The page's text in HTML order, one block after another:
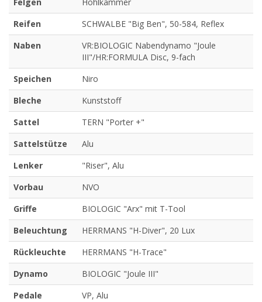
Reifen
SCHWALBE "Big Ben", 50-584, Reflex
Naben
VR:BIOLOGIC Nabendynamo "Joule
III"/HR:FORMULA Disc, 9-fach
Speichen
Niro
Bleche
Kunststoff
Sattel
TERN "Porter +"
Sattelstütze
Alu
Lenker
"Riser", Alu
Vorbau
NVO
Griffe
BIOLOGIC "Arx" mit T-Tool
Beleuchtung
HERRMANS "H-Diver", 20 Lux
Rückleuchte
HERRMANS "H-Trace"
Dynamo
BIOLOGIC "Joule III"
Pedale
VP, Alu